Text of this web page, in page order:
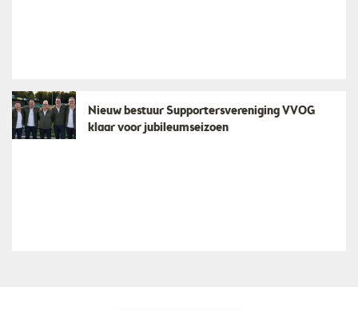
Nieuw bestuur Supportersvereniging VVOG
klaar voor jubileumseizoen